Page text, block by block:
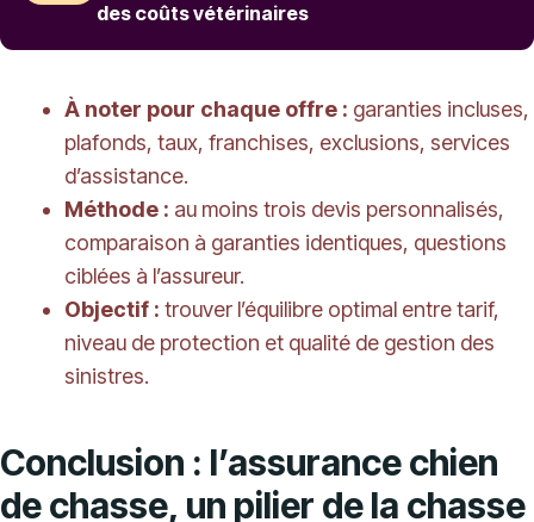
des coûts vétérinaires
À noter pour chaque offre : garanties incluses,
plafonds, taux, franchises, exclusions, services
d’assistance.
Méthode : au moins trois devis personnalisés,
comparaison à garanties identiques, questions
ciblées à l’assureur.
Objectif : trouver l’équilibre optimal entre tarif,
niveau de protection et qualité de gestion des
sinistres.
Conclusion : l’assurance chien
de chasse, un pilier de la chasse